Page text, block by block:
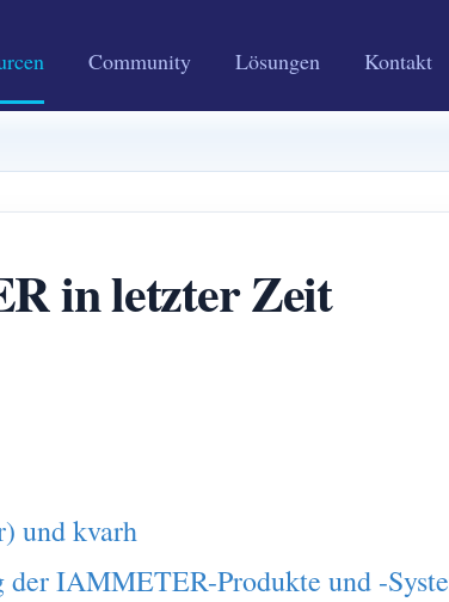
Community Lösungen Kontakt
in letzter Zeit
und kvarh
IAMMETER-Produkte und -